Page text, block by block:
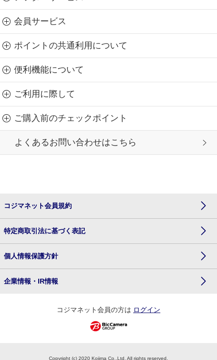
会員サービス
ポイントの共通利用について
便利機能について
ご利用に際して
ご購入前のチェックポイント
よくあるお問い合わせはこちら
コジマネット会員規約
特定商取引法に基づく表記
個人情報保護方針
企業情報・IR情報
コジマネット会員の方は ログイン
Copyright (c) 2020 Kojima Co.,Ltd. All rights reserved.